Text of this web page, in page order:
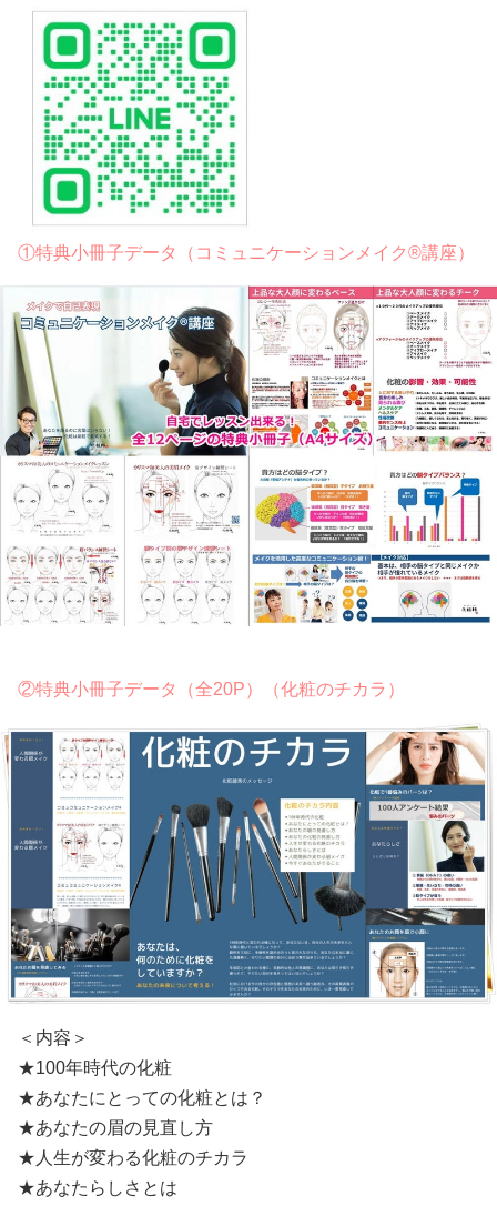
①特典小冊子データ（コミュニケーションメイク®講座）
②特典小冊子データ（全20P）（化粧のチカラ）
＜内容＞
★100年時代の化粧
★あなたにとっての化粧とは？
★あなたの眉の見直し方
★人生が変わる化粧のチカラ
★あなたらしさとは